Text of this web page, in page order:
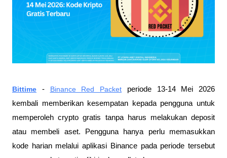
Bittime - Binance Red Packet periode 13-14 Mei 2026
kembali memberikan kesempatan kepada pengguna untuk
memperoleh crypto gratis tanpa harus melakukan deposit
atau membeli aset. Pengguna hanya perlu memasukkan
kode harian melalui aplikasi Binance pada periode tersebut